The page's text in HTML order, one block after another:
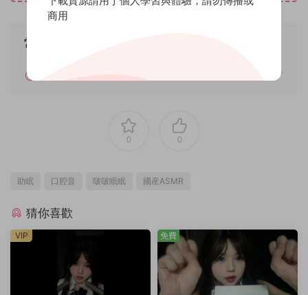
常見問題
0 0
助眠 口腔音 啵啵眠眠 國産ASMR
猜你喜歡
VIP 免費
商用